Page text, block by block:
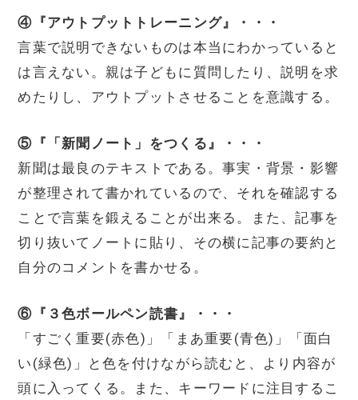
④『アウトプットトレーニング』・・・
言葉で説明できないものは本当にわかっていると
は言えない。親は子どもに質問したり、説明を求
めたりし、アウトプットさせることを意識する。
⑤『「新聞ノート」をつくる』・・・
新聞は最良のテキストである。事実・背景・影響
が整理されて書かれているので、それを確認する
ことで言葉を鍛えることが出来る。また、記事を
切り抜いてノートに貼り、その横に記事の要約と
自分のコメントを書かせる。
⑥『３色ボールペン読書』・・・
「すごく重要(赤色)」「まあ重要(青色)」「面白
い(緑色)」と色を付けながら読むと、より内容が
頭に入ってくる。また、キーワードに注目するこ